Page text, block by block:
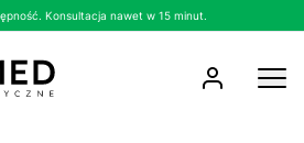
Konsultacja nawet w 15 minut.